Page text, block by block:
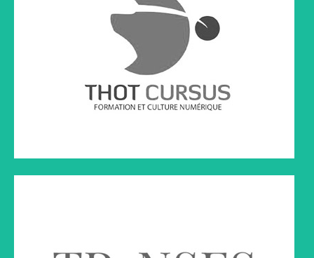
TRANSES
TRaNSES - La revue des l'hypnose et de la santé
Cliquez sur le lien ci-dessous à droite pour lire l'article
Émission diffusé sur La Première